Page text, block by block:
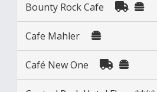
Bounty Rock Cafe
Cafe Mahler
Café New One